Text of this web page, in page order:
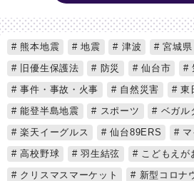
熊本地震 地震 津波 宮城県
旧優生保護法
防災 仙台市
事件・事故・火事
自然災害 東
能登半島地震
スポーツ
ベガル
楽天イーグルス
仙台89ERS
マ
高校野球
羽生結弦
こどもえが
クリスマスマーケット
新型コロナ